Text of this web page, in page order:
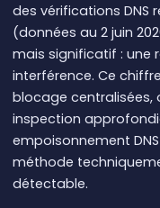
des vérifications DNS
(données au 2 juin
mais significatif : une
interférence. Ce
blocage
inspection
empoisonnement
méthode
détectable.